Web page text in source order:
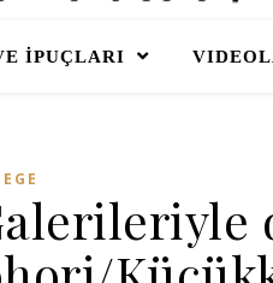
İPUÇLARI
EGE